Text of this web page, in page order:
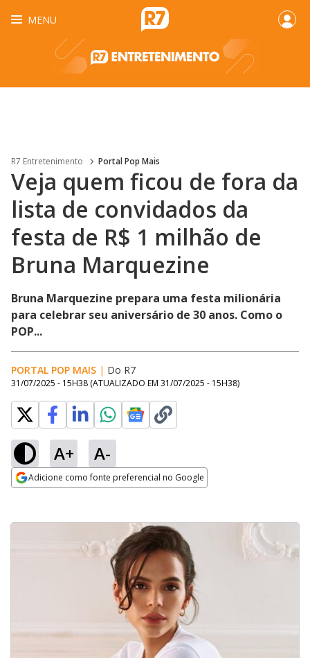
MENU
R7 Entretenimento Portal Pop Mais
Veja quem ficou de fora da
lista de convidados da
festa de R$ 1 milhão de
Bruna Marquezine
Bruna Marquezine prepara uma festa milionária
para celebrar seu aniversário de 30 anos. Como o
POP...
PORTAL POP MAIS | Do R7
31/07/2025 - 15H38 (ATUALIZADO EM 31/07/2025 - 15H38)
A+ A-
Adicione como fonte preferencial no Google